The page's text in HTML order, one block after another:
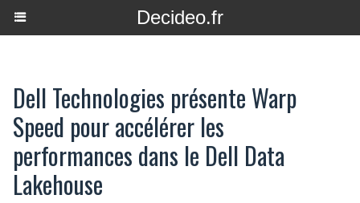
Decideo.fr
Dell Technologies présente Warp
Speed pour accélérer les
performances dans le Dell Data
Lakehouse